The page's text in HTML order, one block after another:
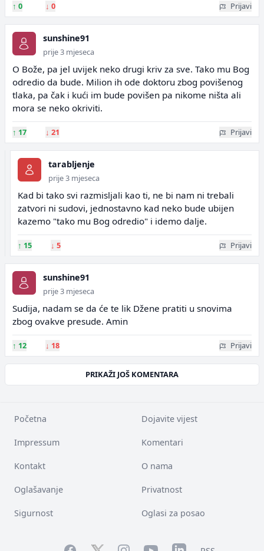
↑ 0 ↓ 0 Prijavi
sunshine91
prije 3 mjeseca
O Bože, pa jel uvijek neko drugi kriv za sve. Tako mu Bog
odredio da bude. Milion ih ode doktoru zbog povišenog
tlaka, pa čak i kući im bude povišen pa nikome ništa ali
mora se neko okriviti.
↑ 17 ↓ 21 Prijavi
tarabljenje
prije 3 mjeseca
Kad bi tako svi razmisljali kao ti, ne bi nam ni trebali
zatvori ni sudovi, jednostavno kad neko bude ubijen
kazemo "tako mu Bog odredio" i idemo dalje.
↑ 15 ↓ 5 Prijavi
sunshine91
prije 3 mjeseca
Sudija, nadam se da će te lik Džene pratiti u snovima
zbog ovakve presude. Amin
↑ 12 ↓ 18 Prijavi
PRIKAŽI JOŠ KOMENTARA
Početna Dojavite vijest
Impressum Komentari
Kontakt O nama
Oglašavanje Privatnost
Sigurnost Oglasi za posao